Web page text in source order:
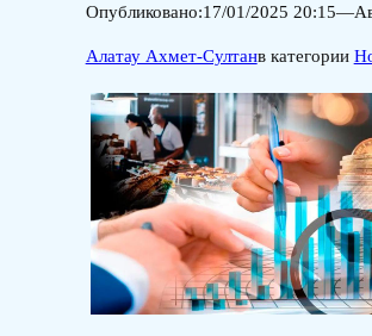
Опубликовано:17/01/2025 20:15—
Алатау Ахмет-Султанв категории